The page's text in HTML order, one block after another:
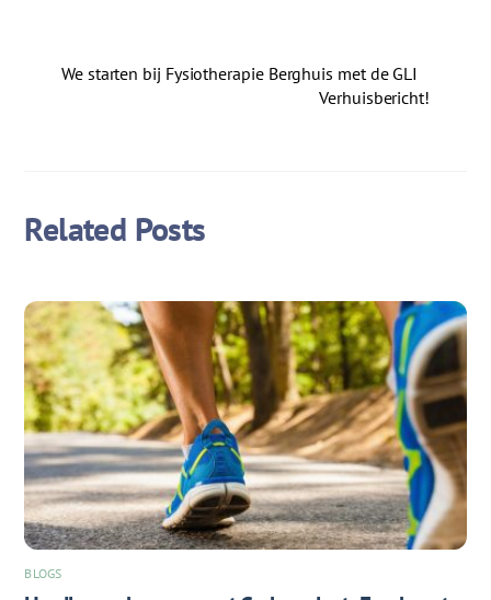
We starten bij Fysiotherapie Berghuis met de GLI
Verhuisbericht!
Related Posts
BLOGS